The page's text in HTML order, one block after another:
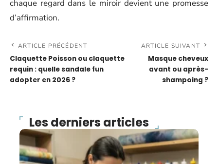
chaque regard dans le miroir devient une promesse
d’affirmation.
ARTICLE PRÉCÉDENT
Claquette Poisson ou claquette
requin : quelle sandale fun
adopter en 2026 ?
ARTICLE SUIVANT
Masque cheveux
avant ou après-
shampoing ?
Les derniers articles